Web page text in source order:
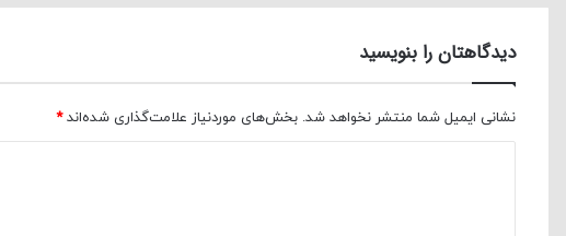
دیدگاهتان را بنویسید
نشانی ایمیل شما منتشر نخواهد شد. بخش‌های موردنیاز علامت‌گذاری شده‌اند*